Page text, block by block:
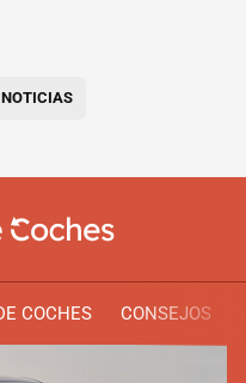
COCHES CONSEJOS